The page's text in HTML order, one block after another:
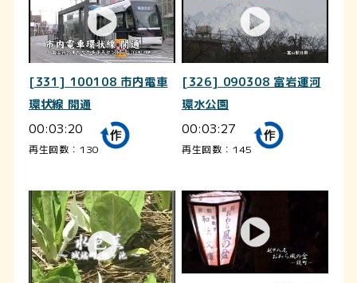
[331] 100108 市内電車
環状線 開通
00:03:20
再生回数：130
[326] 090308 富岩運河
環水公園
00:03:27
再生回数：145